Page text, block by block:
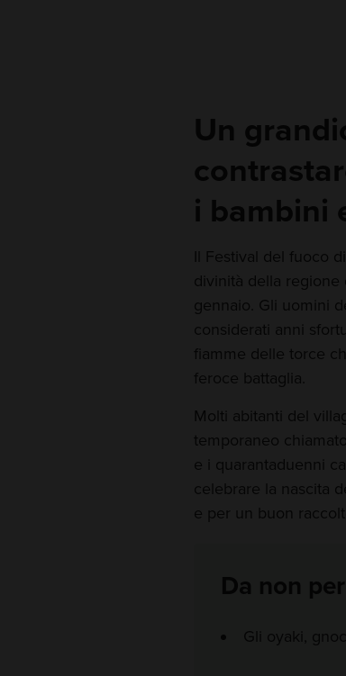
Un
i bambini
Il Festival del fuoco
divinità della regione
gennaio. Gli uomini
considerati anni
fiamme delle torce
feroce battaglia.
Molti abitanti del
temporaneo
e i quarantaduenni
celebrare la nascita
e per un buon
Da non
Gli oyaki,